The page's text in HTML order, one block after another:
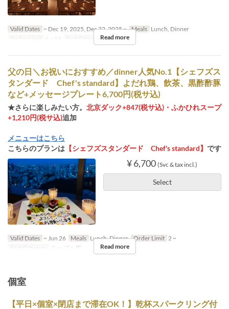
Valid Dates ~ Dec 19, 2025, Dec 22, 2025 ~ Meals Lunch, Dinner
Order Limit
6 ~ 14 Seat Category テーブル席
Read more
父の日＼お祝いにおすすめ／dinner人気No.1【シェフズス
タンダード Chef's standard】よだれ鶏、飲茶、黒酢酢豚
など+メッセージプレート6,700円(税サ込)
★さらに楽しみたい方。 北京ダック+847(税サ込)・ふかひれスープ
+1,210円(税サ込)追加
メニューはこちら
こちらのプランは 【シェフズスタンダード Chef's standard】 です
¥ 6,700 (Svc & tax incl.)
Select
Valid Dates ~ Jun 26 Meals Lunch, Dinner Order Limit 2 ~
Seat Category
テーブル席 Read more
個室
【平日×個室×閉店まで滞在OK！】乾杯スパークリング付